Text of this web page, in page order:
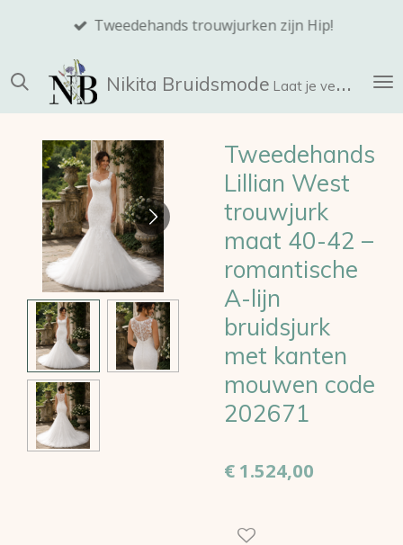
de
hoofdinhoud
Nikita Bruidsmode Laat je verrassen!
Tweedehands trouwjurken zijn Hip!
Tweedehands
Lillian West
trouwjurk
maat 40-42 –
romantische
A-lijn
bruidsjurk
met kanten
mouwen code
202671
€ 1.524,00